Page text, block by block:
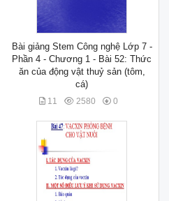
Bài giảng Stem Công nghệ Lớp 7 -
Phần 4 - Chương 1 - Bài 52: Thức
ăn của động vật thuỷ sản (tôm,
cá)
11 2580 0